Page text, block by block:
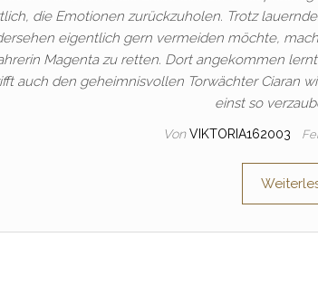
die Emotionen zurückzuholen. Trotz
eigentlich gern vermeiden möchte,
Magenta zu retten. Dort angekommen
auch den geheimnisvollen Torwächter Ciaran
einst so
Von VIKTORIA162003